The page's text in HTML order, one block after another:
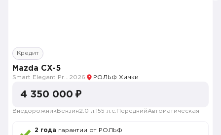
Кредит
Mazda CX-5
2026 РОЛЬФ Химки
4 350 000 ₽
Внедорожник Бензин2.0 л. 155 л.с. ПереднийАвтоматическая
2 года гарантии от РОЛЬФ